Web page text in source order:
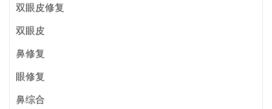
双眼皮修复
双眼皮
鼻修复
眼修复
鼻综合